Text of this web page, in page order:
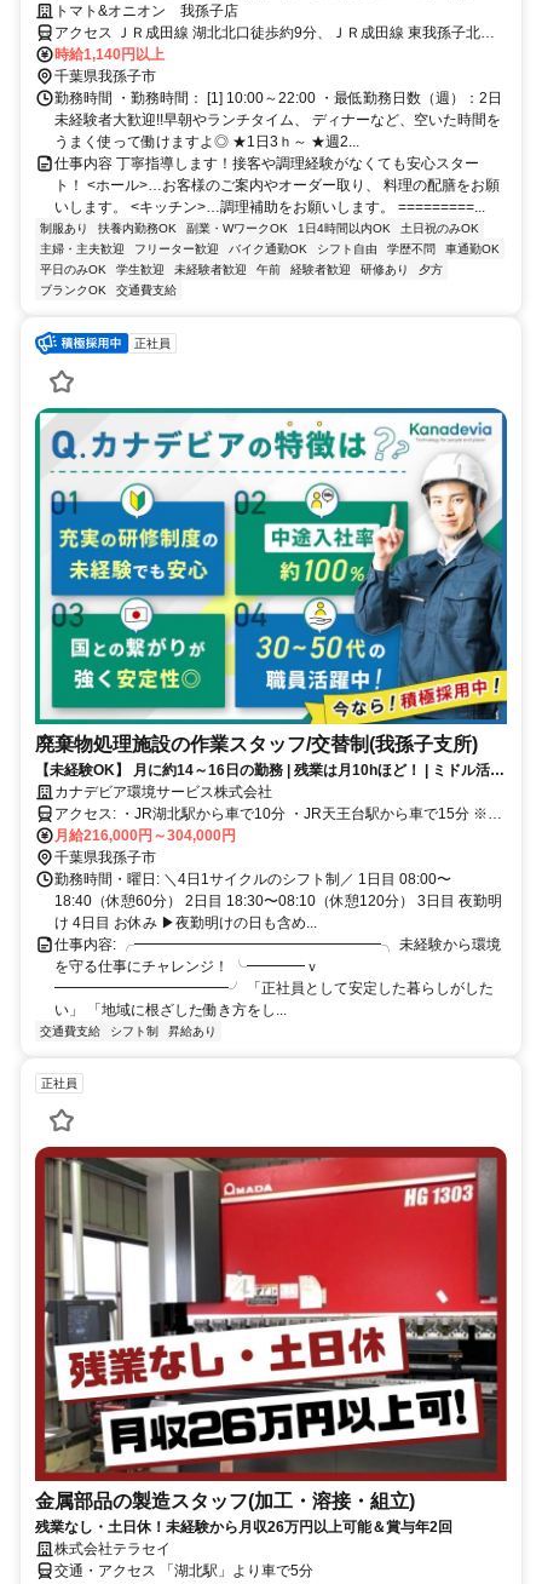
学生～主婦まで幅広く活躍中！
トマト&オニオン 我孫子店
アクセス ＪＲ成田線 湖北北口徒歩約9分、ＪＲ成田線 東我孫子北口
徒歩約29分 JR「湖北」駅より徒歩9分
時給1,140円以上
千葉県我孫子市
勤務時間 ・勤務時間： [1] 10:00～22:00 ・最低勤務日数（週）：2日
未経験者大歓迎!!早朝やランチタイム、 ディナーなど、空いた時間を
うまく使って働けますよ◎ ★1日3ｈ～ ★週2...
仕事内容 丁寧指導します！接客や調理経験がなくても安心スター
ト！ <ホール>…お客様のご案内やオーダー取り、 料理の配膳をお願
いします。 <キッチン>…調理補助をお願いします。 =========...
制服あり 扶養内勤務OK 副業・WワークOK 1日4時間以内OK
土日祝のみOK
主婦・主夫歓迎
フリーター歓迎 バイク通勤OK シフト自由 学歴不問
車通勤OK
平日のみOK
学生歓迎 未経験者歓迎 午前 経験者歓迎 研修あり
夕方
ブランクOK
交通費支給
正社員
廃棄物処理施設の作業スタッフ/交替制(我孫子支所)
【未経験OK】 月に約14～16日の勤務 | 残業は月10hほど！ | ミドル活躍
中！ | 資格取得支援あり！
カナデビア環境サービス株式会社
アクセス: ・JR湖北駅から車で10分 ・JR天王台駅から車で15分 ※車
通勤可（駐車場あり）
月給216,000円～304,000円
千葉県我孫子市
勤務時間・曜日: ＼4日1サイクルのシフト制／ 1日目 08:00〜
18:40（休憩60分） 2日目 18:30〜08:10（休憩120分） 3日目 夜勤明
け 4日目 お休み ▶夜勤明けの日も含め...
仕事内容: ╭━━━━━━━━━━━━━━━━━╮ 未経験から環境
を守る仕事にチャレンジ！ ╰━━━━ｖ
━━━━━━━━━━━━╯ 「正社員として安定した暮らしがした
い」 「地域に根ざした働き方をし...
交通費支給 シフト制 昇給あり
正社員
金属部品の製造スタッフ(加工・溶接・組立)
残業なし・土日休！未経験から月収26万円以上可能＆賞与年2回
株式会社テラセイ
交通・アクセス 「湖北駅」より車で5分